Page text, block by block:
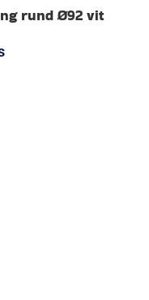
rund Ø92 vit